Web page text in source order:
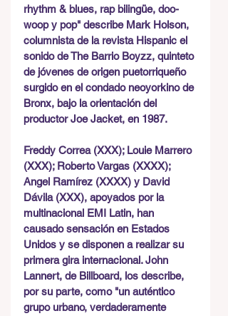
rhythm & blues, rap bilingüe, doo-
woop y pop" describe Mark Holson,
columnista de la revista Hispanic el
sonido de The Barrio Boyzz, quinteto
de jóvenes de origen puetorriqueño
surgido en el condado neoyorkino de
Bronx, bajo la orientación del
productor Joe Jacket, en 1987.
Freddy Correa (XXX); Louie Marrero
(XXX); Roberto Vargas (XXXX);
Angel Ramírez (XXXX) y David
Dávila (XXX), apoyados por la
multinacional EMI Latin, han
causado sensación en Estados
Unidos y se disponen a realizar su
primera gira internacional. John
Lannert, de Billboard, los describe,
por su parte, como "un auténtico
grupo urbano, verdaderamente